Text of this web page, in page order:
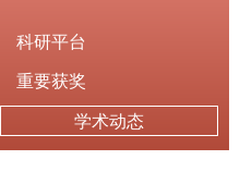
科研平台
重要获奖
学术动态